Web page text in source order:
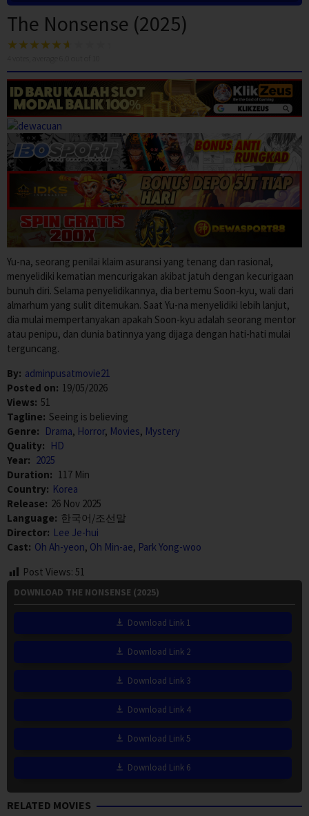
The Nonsense (2025)
Yu-na, seorang penilai klaim asuransi yang tenang dan rasional,
menyelidiki kematian mencurigakan akibat jatuh dengan kecurigaan
bunuh diri. Selama penyelidikannya, dia bertemu Soon-kyu, wali dari
almarhum yang sulit ditemukan. Saat Yu-na menyelidiki lebih lanjut,
dia mulai mempertanyakan apakah Soon-kyu adalah seorang mentor
atau penipu, dan dunia batinnya yang dijaga dengan hati-hati mulai
terguncang.
By: adminpusatmovie21
Posted on: 19/05/2026
Views: 51
Tagline: Seeing is believing
Genre: Drama, Horror, Movies, Mystery
Quality: HD
Year: 2025
Duration: 117 Min
Country: Korea
Release: 26 Nov 2025
Language: 한국어/조선말
Director: Lee Je-hui
Cast: Oh Ah-yeon, Oh Min-ae, Park Yong-woo
Post Views: 51
DOWNLOAD THE NONSENSE (2025)
Download Link 1
Download Link 2
Download Link 3
Download Link 4
Download Link 5
Download Link 6
RELATED MOVIES